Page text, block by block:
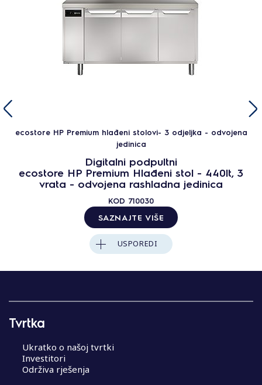
ecostore HP Premium hlađeni stolovi- 3 odjeljka - odvojena
jedinica
Digitalni podpultni
ecostore HP Premium Hlađeni stol - 440lt, 3
vrata - odvojena rashladna jedinica
KOD 710030
SAZNAJTE VIŠE
USPOREDI
Tvrtka
Ukratko o našoj tvrtki
Investitori
Održiva rješenja